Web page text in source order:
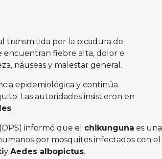
transmitida por la picadura de
encuentran fiebre alta, dolor e
náuseas y malestar general.
epidemiológica y continúa
Las autoridades insistieron en
.
(OPS) informó que el chikunguña es una
por mosquitos infectados con el
y Aedes albopictus.